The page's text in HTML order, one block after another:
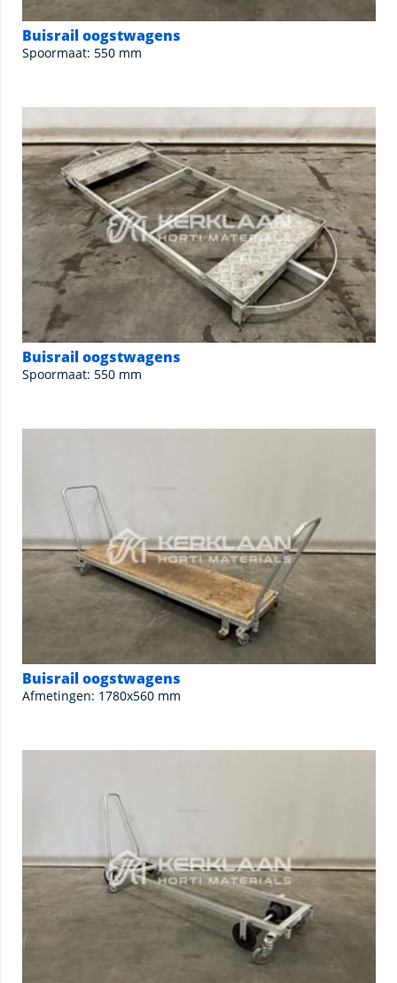
Buisrail oogstwagens
Spoormaat: 550 mm
Buisrail oogstwagens
Spoormaat: 550 mm
Buisrail oogstwagens
Afmetingen: 1780x560 mm